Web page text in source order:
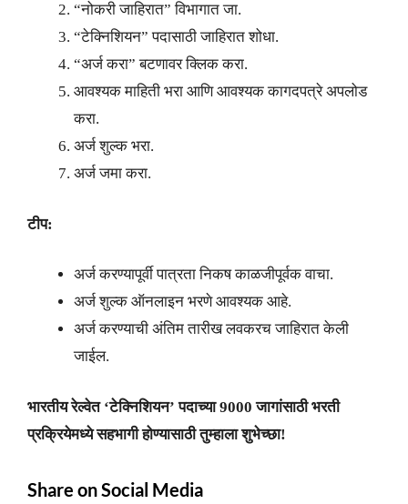
“नोकरी जाहिरात” विभागात जा.
“टेक्निशियन” पदासाठी जाहिरात शोधा.
“अर्ज करा” बटणावर क्लिक करा.
आवश्यक माहिती भरा आणि आवश्यक कागदपत्रे अपलोड
करा.
अर्ज शुल्क भरा.
अर्ज जमा करा.
टीप:
अर्ज करण्यापूर्वी पात्रता निकष काळजीपूर्वक वाचा.
अर्ज शुल्क ऑनलाइन भरणे आवश्यक आहे.
अर्ज करण्याची अंतिम तारीख लवकरच जाहिरात केली
जाईल.
भारतीय रेल्वेत ‘टेक्निशियन’ पदाच्या 9000 जागांसाठी भरती
प्रक्रियेमध्ये सहभागी होण्यासाठी तुम्हाला शुभेच्छा!
Share on Social Media